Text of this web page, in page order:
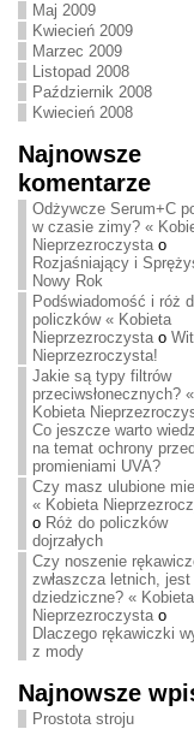
Maj 2009
Kwiecień 2009
Marzec 2009
Listopad 2008
Październik 2008
Kwiecień 2008
Najnowsze
komentarze
Odżywcze Serum+C
w czasie zimy? «
Nieprzezroczystao
Rozjaśniający i
Nowy Rok
Podświadomość i róż
policzków « Kobieta
Nieprzezroczystao
Nieprzezroczysta!
Jakie są typy filtrów
przeciwsłonecznych? «
Kobieta
Co jeszcze warto
na temat ochrony przed
promieniami UVA?
Czy masz ulubione
« Kobieta
o Róż do policzków
dojrzałych
Czy noszenie
zwłaszcza letnich, jest
dziedziczne? « Kobieta
Nieprzezroczystao
Dlaczego rękawiczki
z mody
Najnowsze
Prostota stroju